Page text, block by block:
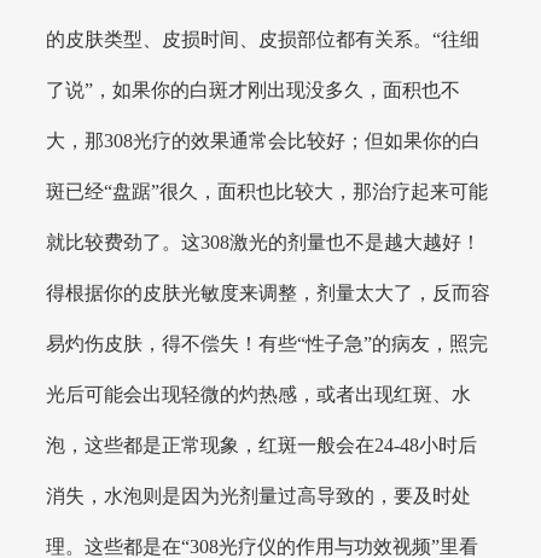
的皮肤类型、皮损时间、皮损部位都有关系。“往细
了说”，如果你的白斑才刚出现没多久，面积也不
大，那308光疗的效果通常会比较好；但如果你的白
斑已经“盘踞”很久，面积也比较大，那治疗起来可能
就比较费劲了。这308激光的剂量也不是越大越好！
得根据你的皮肤光敏度来调整，剂量太大了，反而容
易灼伤皮肤，得不偿失！有些“性子急”的病友，照完
光后可能会出现轻微的灼热感，或者出现红斑、水
泡，这些都是正常现象，红斑一般会在24-48小时后
消失，水泡则是因为光剂量过高导致的，要及时处
理。这些都是在“308光疗仪的作用与功效视频”里看